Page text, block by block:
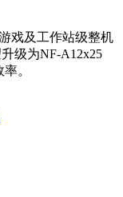
戏及工作站级整机
级为NF-A12x25
。